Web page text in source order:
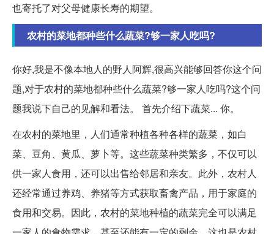
也寄托了对父母健康长寿的期望。
农村的菜地都种些什么蔬菜?够一家人吃吗?
你好,我是不像本地人的野人阿辉,很高兴能够回答你这个问
题,对于农村的菜地都种些什么蔬菜?够一家人吃吗?这个问
题我说下自己的见解和看法。 首先介绍下蔬菜... 你。
在农村的菜地里，人们通常种植各种各样的蔬菜，如白
菜、豆角、黄瓜、萝卜等。这些蔬菜种类繁多，不仅可以
供一家人食用，还可以出售给邻居和亲友。此外，农村人
还经常通过养鸡、养猪等方式获取畜禽产品，用于家庭的
食用和交易。因此，农村的菜地种植的蔬菜完全可以满足